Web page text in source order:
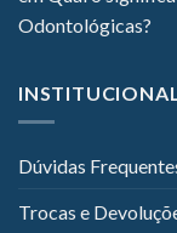
Odontológicas?
Dúvidas
Trocas e